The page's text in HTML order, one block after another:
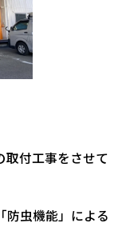
取付工事をさせて
防虫機能」による